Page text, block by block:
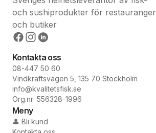
och sushiprodukter för restauranger
och butiker
Kontakta oss
08-447 50 60
Vindkraftsvägen 5, 135 70 Stockholm
info@kvalitetsfisk.se
Org.nr: 556328-1996
Meny
👤 Bli kund